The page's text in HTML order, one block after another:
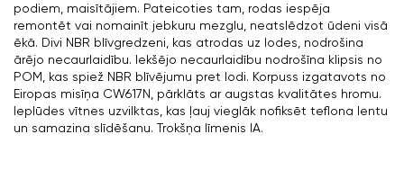
podiem, maisītājiem. Pateicoties tam, rodas iespēja
remontēt vai nomainīt jebkuru mezglu, neatslēdzot ūdeni visā
ēkā. Divi NBR blīvgredzeni, kas atrodas uz lodes, nodrošina
ārējo necaurlaidību. Iekšējo necaurlaidību nodrošīna klipsis no
POM, kas spiež NBR blīvējumu pret lodi. Korpuss izgatavots no
Eiropas misīņa CW617N, pārklāts ar augstas kvalitātes hromu.
Ieplūdes vītnes uzvilktas, kas ļauj vieglāk nofiksēt teflona lentu
un samazina slīdēšanu. Trokšņa līmenis IA.